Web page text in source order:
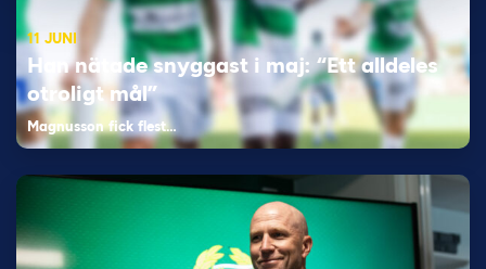
11 JUNI
Han nätade snyggast i maj: “Ett alldeles
otroligt mål”
Magnusson fick flest…